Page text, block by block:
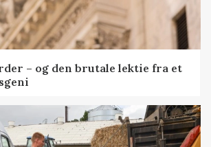
– og den brutale lektie fra et